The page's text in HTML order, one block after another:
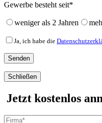
Gewerbe besteht seit*
weniger als 2 Jahren
Ja, ich habe die
Schließen
Jetzt kostenlos